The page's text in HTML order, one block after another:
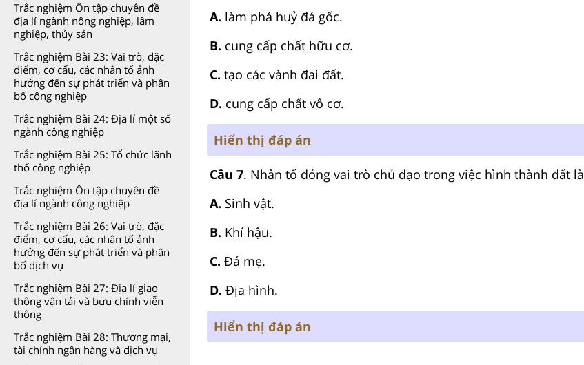
Trắc nghiệm Ôn tập chuyên đề
địa lí ngành nông nghiệp, lâm
nghiệp, thủy sản
Trắc nghiệm Bài 23: Vai trò, đặc
điểm, cơ cấu, các nhân tố ảnh
hưởng đến sự phát triển và phân
bố công nghiệp
Trắc nghiệm Bài 24: Địa lí một số
ngành công nghiệp
Trắc nghiệm Bài 25: Tổ chức lãnh
thổ công nghiệp
Trắc nghiệm Ôn tập chuyên đề
địa lí ngành công nghiệp
Trắc nghiệm Bài 26: Vai trò, đặc
điểm, cơ cấu, các nhân tố ảnh
hưởng đến sự phát triển và phân
bố dịch vụ
Trắc nghiệm Bài 27: Địa lí giao
thông vận tải và bưu chính viễn
thông
Trắc nghiệm Bài 28: Thương mại,
tài chính ngân hàng và dịch vụ
A. làm phá huỷ đá gốc.
B. cung cấp chất hữu cơ.
C. tạo các vành đai đất.
D. cung cấp chất vô cơ.
Hiển thị đáp án
Câu 7. Nhân tố đóng vai trò chủ đạo trong việc hình thành đất là
A. Sinh vật.
B. Khí hậu.
C. Đá mẹ.
D. Địa hình.
Hiển thị đáp án